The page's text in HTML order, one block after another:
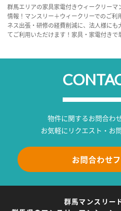
群馬エリアの家具家電付きウィークリー
情報！マンスリー＋ウィークリーでのご利
ネス出張・研修の経費削減に、法人様に
てご利用いただけます！家具・家電付きで
物件に関するお問合わ
お気軽にリクエスト・お
お問合わせ
群馬マンスリー